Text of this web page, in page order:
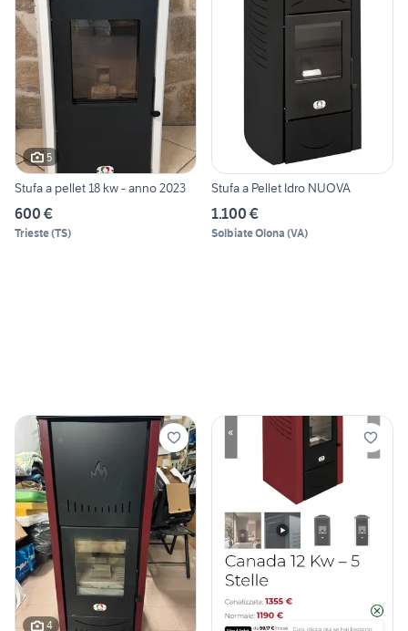
5
Stufa a pellet 18 kw - anno 2023
600 €
Trieste(TS)
Stufa a Pellet Idro NUOVA
1.100 €
Solbiate Olona (VA)
4